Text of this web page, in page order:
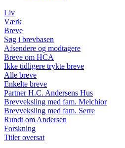
Liv
Værk
Breve
Søg i brevbasen
Afsendere og modtagere
Breve om HCA
Ikke tidligere trykte breve
Alle breve
Enkelte breve
Partner H.C. Andersens Hus
Brevveksling med fam. Melchior
Brevveksling med fam. Serre
Rundt om Andersen
Forskning
Titler oversat